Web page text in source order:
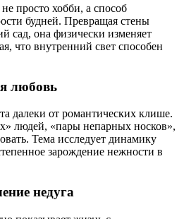
просто хобби, а способ
будней. Превращая стены
сад, она физически изменяет
что внутренний свет способен
любовь
далеки от романтических клише.
людей, «пары непарных носков»,
Тема исследует динамику
зарождение нежности в
недуга